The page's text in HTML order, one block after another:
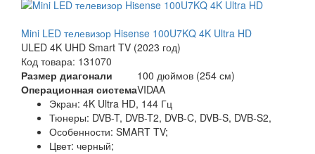
Mini LED телевизор Hisense 100U7KQ 4K Ultra HD
ULED 4K UHD Smart TV (2023 год)
Код товара: 131070
Размер диагонали
100 дюймов (254 см)
Операционная системаVIDAA
Экран: 4K Ultra HD, 144 Гц
Тюнеры: DVB-T, DVB-T2, DVB-C, DVB-S, DVB-S2,
Особенности: SMART TV;
Цвет: черный;